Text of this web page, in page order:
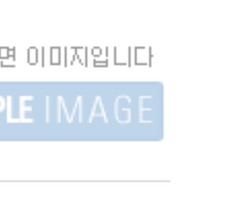
인-스틱 / 홍보 영상 제작(30초)